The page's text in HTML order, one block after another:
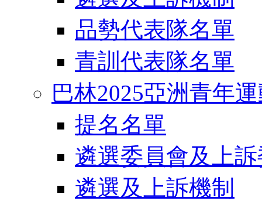
品勢代表隊名單
青訓代表隊名單
巴林2025亞洲青年
提名名單
遴選委員會及上
遴選及上訴機制